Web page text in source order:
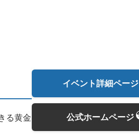
る黄金
イベント詳細ページ
公式ホームページ